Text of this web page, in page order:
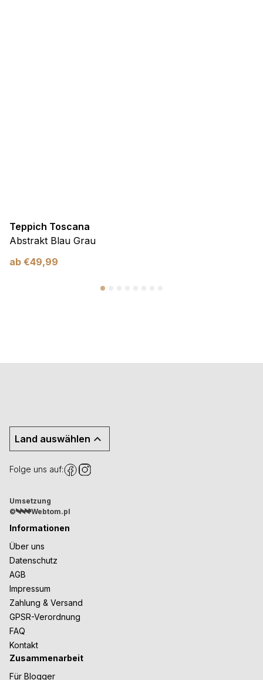
Teppich Toscana
Abstrakt Blau Grau
ab €49,99
Land auswählen
Folge uns auf:
Umsetzung
©
Webtom.pl
Informationen
Über uns
Datenschutz
AGB
Impressum
Zahlung & Versand
GPSR-Verordnung
FAQ
Kontakt
Zusammenarbeit
Für Blogger